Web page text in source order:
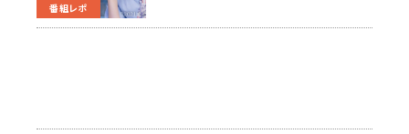
番組レポ